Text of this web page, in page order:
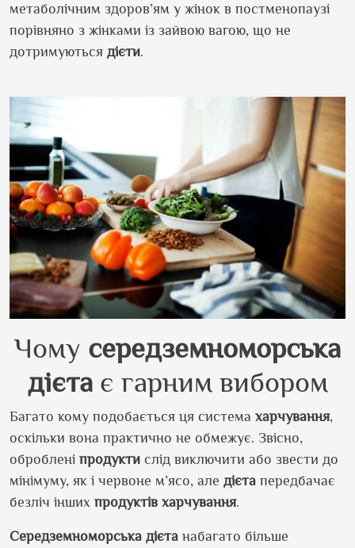
метаболічним здоров’ям у жінок в постменопаузі
порівняно з жінками із зайвою вагою, що не
дотримуються дієти.
Чому середземноморська
дієтає гарним вибором
Багато кому подобається ця система харчування,
оскільки вона практично не обмежує. Звісно,
оброблені продукти слід виключити або звести до
мінімуму, як і червоне м’ясо, але дієта передбачає
безліч інших продуктів харчування.
Середземноморська дієта набагато більше